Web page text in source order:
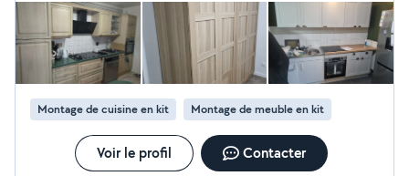
Montage de cuisine en kit Montage de meuble en kit
Voir le profil Contacter